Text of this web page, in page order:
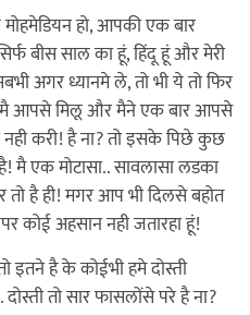
हो, आपकी एक बार
बीस साल का हूं, हिंदू हूं और मेरी
अगर ध्यानमे ले, तो भी ये तो फिर
आपसे मिलू और मैने एक बार आपसे
नही करी! है ना? तो इसके पिछे कुछ
मै एक मोटासा.. सावलासा लडका
है ही! मगर आप भी दिलसे बहोत
कोई अहसान नही जतारहा हूं!
इतने है के कोईभी हमे दोस्ती
तो सार फासलोंसे परे है ना?